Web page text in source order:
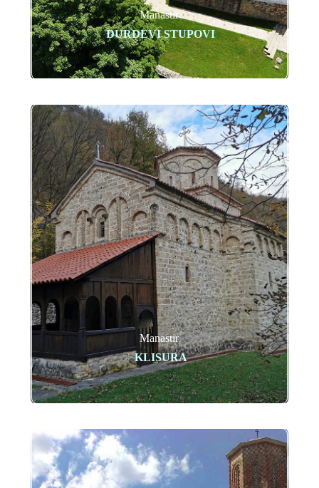
Manastir
ĐURĐEVI STUPOVI
Manastir
KLISURA